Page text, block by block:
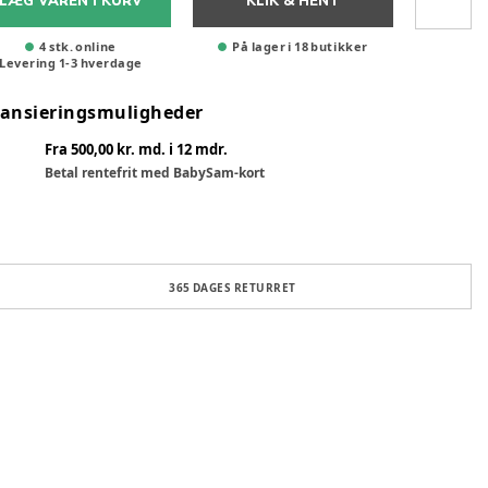
4 stk. online
Levering 1-3 hverdage
På lager i 18 butikker
Fra 500,00 kr. md. i 12 mdr.
Betal rentefrit med BabySam-kort
365 DAGES RETURRET